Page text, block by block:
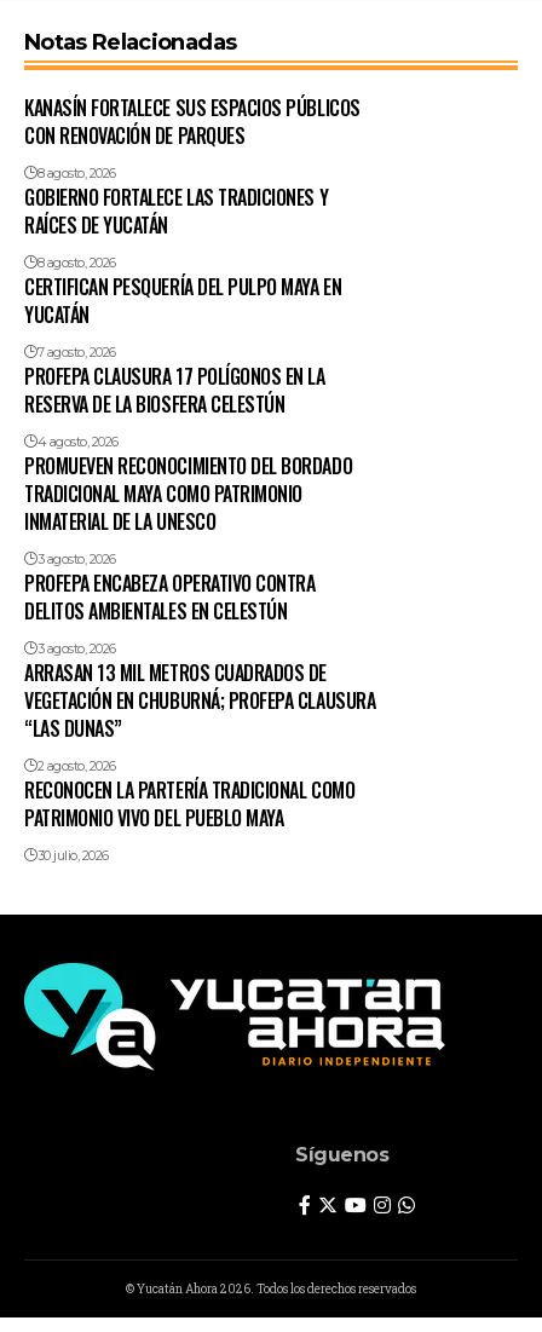
Notas Relacionadas
KANASÍN FORTALECE SUS ESPACIOS PÚBLICOS
CON RENOVACIÓN DE PARQUES
8 agosto, 2026
GOBIERNO FORTALECE LAS TRADICIONES Y
RAÍCES DE YUCATÁN
8 agosto, 2026
CERTIFICAN PESQUERÍA DEL PULPO MAYA EN
YUCATÁN
7 agosto, 2026
PROFEPA CLAUSURA 17 POLÍGONOS EN LA
RESERVA DE LA BIOSFERA CELESTÚN
4 agosto, 2026
PROMUEVEN RECONOCIMIENTO DEL BORDADO
TRADICIONAL MAYA COMO PATRIMONIO
INMATERIAL DE LA UNESCO
3 agosto, 2026
PROFEPA ENCABEZA OPERATIVO CONTRA
DELITOS AMBIENTALES EN CELESTÚN
3 agosto, 2026
ARRASAN 13 MIL METROS CUADRADOS DE
VEGETACIÓN EN CHUBURNÁ; PROFEPA CLAUSURA
“LAS DUNAS”
2 agosto, 2026
RECONOCEN LA PARTERÍA TRADICIONAL COMO
PATRIMONIO VIVO DEL PUEBLO MAYA
30 julio, 2026
Síguenos
© Yucatán Ahora 2026. Todos los derechos reservados